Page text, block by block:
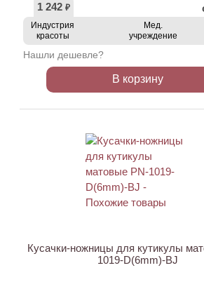
1 242 ₽
Индустрия
красоты
Мед.
учреждение
Нашли дешевле?
В корзину
Кусачки-ножницы для кутикулы
1019-D(6mm)-BJ